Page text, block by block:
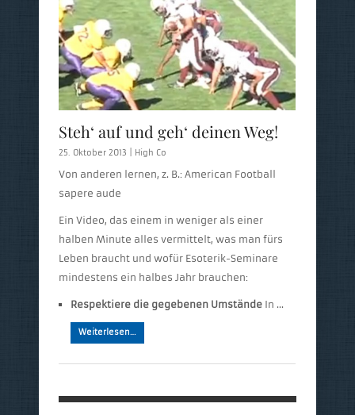
Steh‘ auf und geh‘ deinen Weg!
25. Oktober 2013 | High Co
Von anderen lernen, z. B.: American Football
sapere aude
Ein Video, das einem in weniger als einer
halben Minute alles vermittelt, was man fürs
Leben braucht und wofür Esoterik-Seminare
mindestens ein halbes Jahr brauchen:
Respektiere die gegebenen Umstände In …
Weiterlesen…